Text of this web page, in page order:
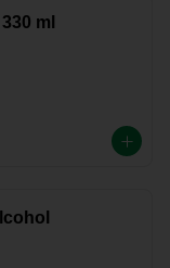
ml